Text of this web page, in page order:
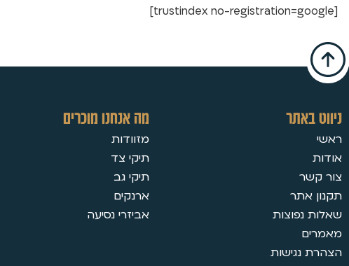
[trustindex no-registration=google]
ניווט באתר
ראשי
אודות
צור קשר
תקנון אתר
שאלות נפוצות
מאמרים
הצהרת נגישות
מה אנחנו מוכרים
מזוודות
תיקי צד
תיקי גב
ארנקים
אביזרי נסיעה